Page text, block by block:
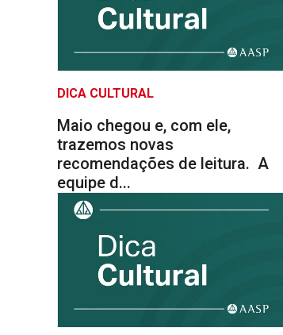
DICA CULTURAL
Maio chegou e, com ele,
trazemos novas
recomendações de leitura. ­ A
equipe d...